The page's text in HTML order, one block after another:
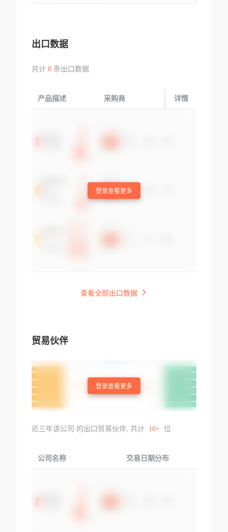
出口数据
共计 0条出口数据
产品描述 采购商 起运国/地区
详情
登录查看更多
查看全部出口数据
贸易伙伴
登录查看更多
近三年该公司 的出口贸易伙伴, 共计 10+ 位
公司名称 交易日期分布